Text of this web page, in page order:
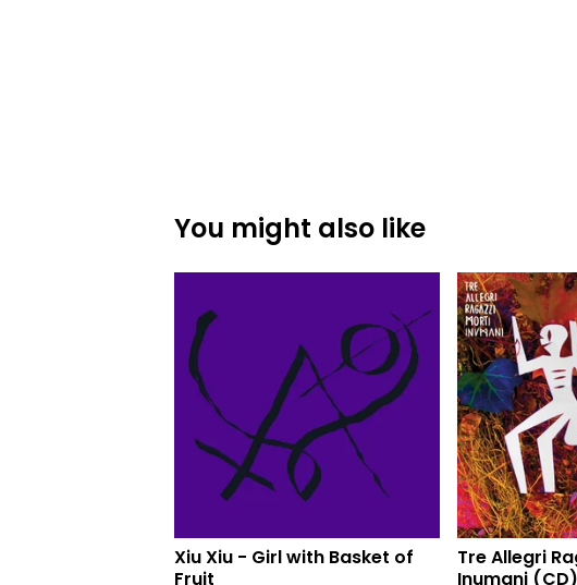
You might also like
Xiu Xiu - Girl with Basket of
Fruit
Tre Allegri
Inumani (CD)